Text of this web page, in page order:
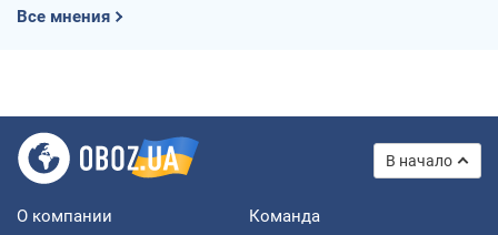
Все мнения
В начало
О компании Команда